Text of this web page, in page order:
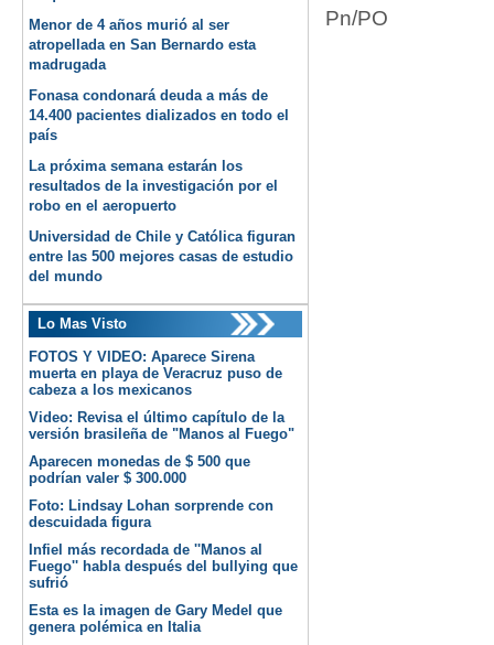
Menor de 4 años murió al ser
atropellada en San Bernardo esta
madrugada
Fonasa condonará deuda a más de
14.400 pacientes dializados en todo el
país
La próxima semana estarán los
resultados de la investigación por el
robo en el aeropuerto
Universidad de Chile y Católica figuran
entre las 500 mejores casas de estudio
del mundo
Lo Mas Visto
FOTOS Y VIDEO: Aparece Sirena
muerta en playa de Veracruz puso de
cabeza a los mexicanos
Video: Revisa el último capítulo de la
versión brasileña de "Manos al Fuego"
Aparecen monedas de $ 500 que
podrían valer $ 300.000
Foto: Lindsay Lohan sorprende con
descuidada figura
Infiel más recordada de ''Manos al
Fuego'' habla después del bullying que
sufrió
Esta es la imagen de Gary Medel que
genera polémica en Italia
Pn/PO